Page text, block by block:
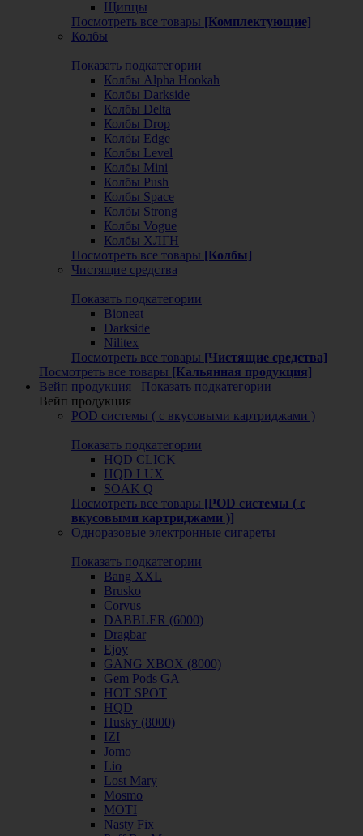
Щипцы
Посмотреть все товары [Комплектующие]
Колбы
Показать подкатегории
Колбы Alpha Hookah
Колбы Darkside
Колбы Delta
Колбы Drop
Колбы Edge
Колбы Level
Колбы Mini
Колбы Push
Колбы Space
Колбы Strong
Колбы Vogue
Колбы ХЛГН
Посмотреть все товары [Колбы]
Чистящие средства
Показать подкатегории
Bioneat
Darkside
Nilitex
Посмотреть все товары [Чистящие средства]
Посмотреть все товары [Кальянная продукция]
Вейп продукция
Показать подкатегории
Вейп продукция
POD системы ( с вкусовыми картриджами )
Показать подкатегории
HQD CLICK
HQD LUX
SOAK Q
Посмотреть все товары [POD системы ( с
вкусовыми картриджами )]
Одноразовые электронные сигареты
Показать подкатегории
Bang XXL
Brusko
Corvus
DABBLER (6000)
Dragbar
Ejoy
GANG XBOX (8000)
Gem Pods GA
HOT SPOT
HQD
Husky (8000)
IZI
Jomo
Lio
Lost Mary
Mosmo
MOTI
Nasty Fix